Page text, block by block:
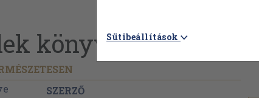
könyve
SZERZŐ
Sütibeállítások